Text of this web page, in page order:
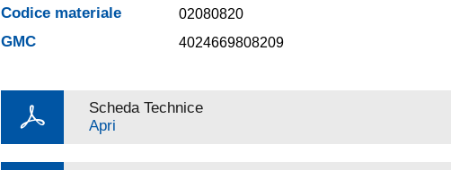
Codice materiale 02080820
GMC 4024669808209
Scheda Technice
Apri